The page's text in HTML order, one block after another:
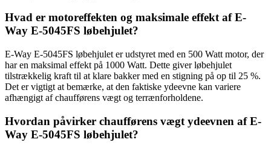
Hvad er motoreffekten og maksimale effekt af E-
Way E-5045FS løbehjulet?
E-Way E-5045FS løbehjulet er udstyret med en 500 Watt motor, der
har en maksimal effekt på 1000 Watt. Dette giver løbehjulet
tilstrækkelig kraft til at klare bakker med en stigning på op til 25 %.
Det er vigtigt at bemærke, at den faktiske ydeevne kan variere
afhængigt af chaufførens vægt og terrænforholdene.
Hvordan påvirker chaufførens vægt ydeevnen af E-
Way E-5045FS løbehjulet?